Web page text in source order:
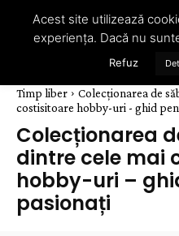
Timp liber
Colecționarea de
costisitoare hobby-uri - ghid
Colecționarea
dintre cele mai
hobby-uri –
pasionați
Acest site utilizează
experiența. Dacă nu
Refuz